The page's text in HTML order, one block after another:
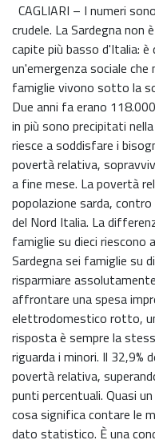
CAGLIARI – I numeri
crudele. La Sardegna non
capite più basso d'Italia:
un'emergenza sociale
famiglie vivono sotto la
Due anni fa erano
in più sono precipitati
riesce a soddisfare i
povertà relativa,
a fine mese. La povertà
popolazione sarda, contro
del Nord Italia. La
famiglie su dieci riescono
Sardegna sei famiglie su
risparmiare
affrontare una spesa
elettrodomestico rotto,
risposta è sempre la
riguarda i minori. Il 32,9%
povertà relativa,
punti percentuali. Quasi
cosa significa contare le
dato statistico. È una